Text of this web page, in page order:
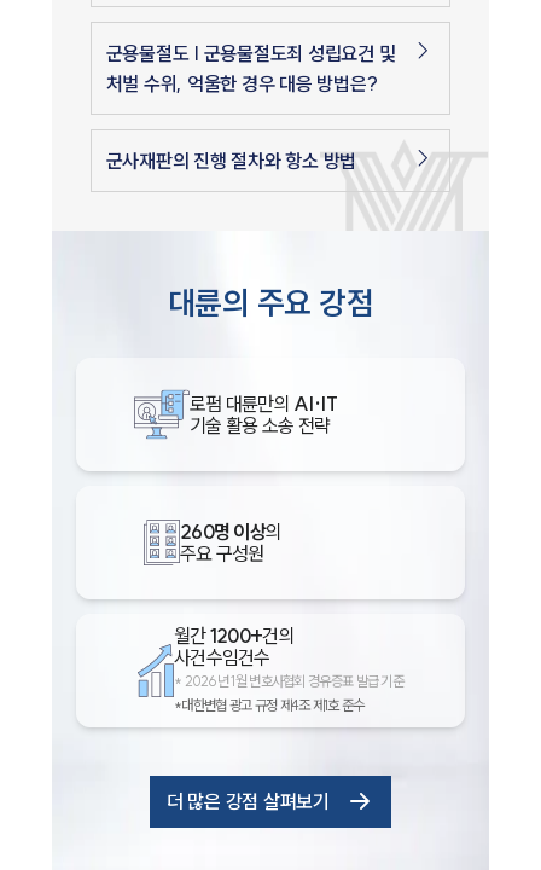
군용물절도 | 군용물절도죄 성립요건 및
처벌 수위, 억울한 경우 대응 방법은?
군사재판의 진행 절차와 항소 방법
대륜의 주요 강점
로펌 대륜만의 AI·IT
기술 활용 소송 전략
260명 이상의
주요 구성원
월간1200+건의
사건수임건수
* 2026년 1월 변호사협회 경유증표 발급 기준
*대한변협 광고 규정 제4조 제1호 준수
더 많은 강점 살펴보기